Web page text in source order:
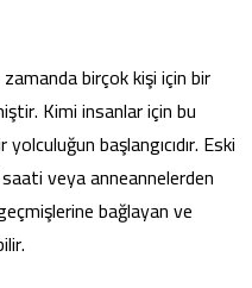
zamanda birçok kişi için bir
Kimi insanlar için bu
başlangıcıdır. Eski
veya anneannelerden
bağlayan ve